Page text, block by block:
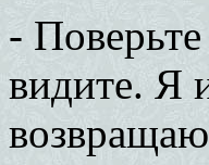
-
видите. Я